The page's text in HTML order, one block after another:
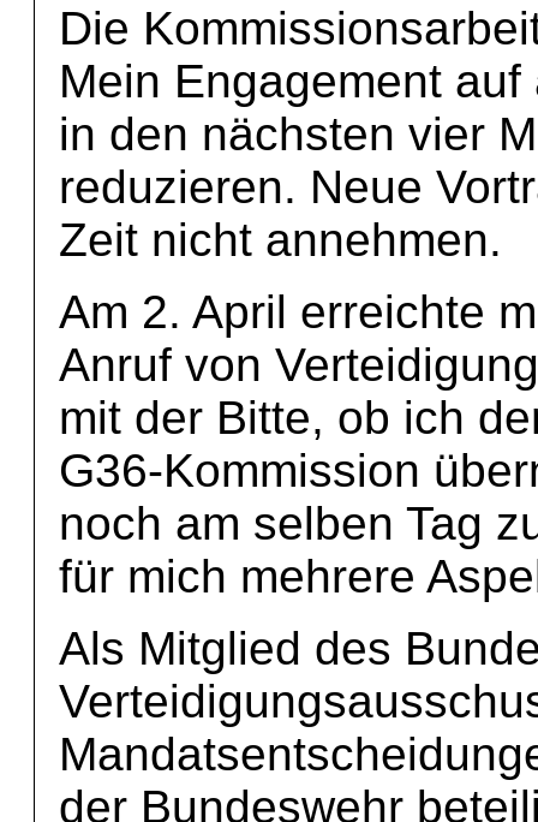
Die
Mein Engagement
in den nächsten vier
reduzieren. Neue
Zeit nicht annehmen.
Am 2. April erreichte
Anruf von
mit der Bitte, ob ich
G36-Kommission
noch am selben Tag
für mich mehrere
Als Mitglied des
der Bundeswehr